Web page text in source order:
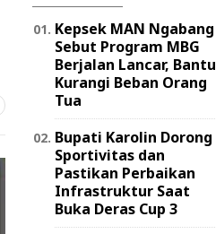
Kepsek MAN Ngabang
Sebut Program MBG
Berjalan Lancar, Bantu
Kurangi Beban Orang
Tua
Bupati Karolin Dorong
Sportivitas dan
Pastikan Perbaikan
Infrastruktur Saat
Buka Deras Cup 3